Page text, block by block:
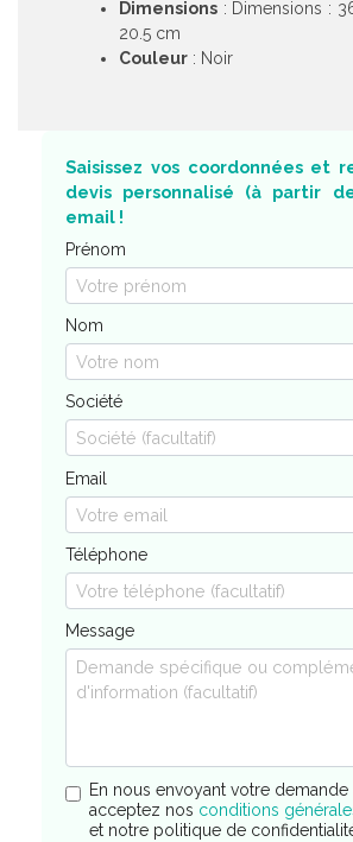
Dimensions : Dimensions :
20.5 cm
Couleur : Noir
Saisissez vos coordonnées et
devis personnalisé (à partir
email !
Prénom
Nom
Société
Email
Téléphone
Message
En nous envoyant votre
acceptez nos conditions
et notre politique de